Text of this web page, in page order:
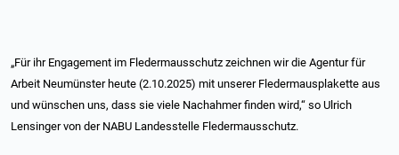
„Für ihr Engagement im Fledermausschutz zeichnen wir die Agentur für
Arbeit Neumünster heute (2.10.2025) mit unserer Fledermausplakette aus
und wünschen uns, dass sie viele Nachahmer finden wird,“ so Ulrich
Lensinger von der NABU Landesstelle Fledermausschutz.